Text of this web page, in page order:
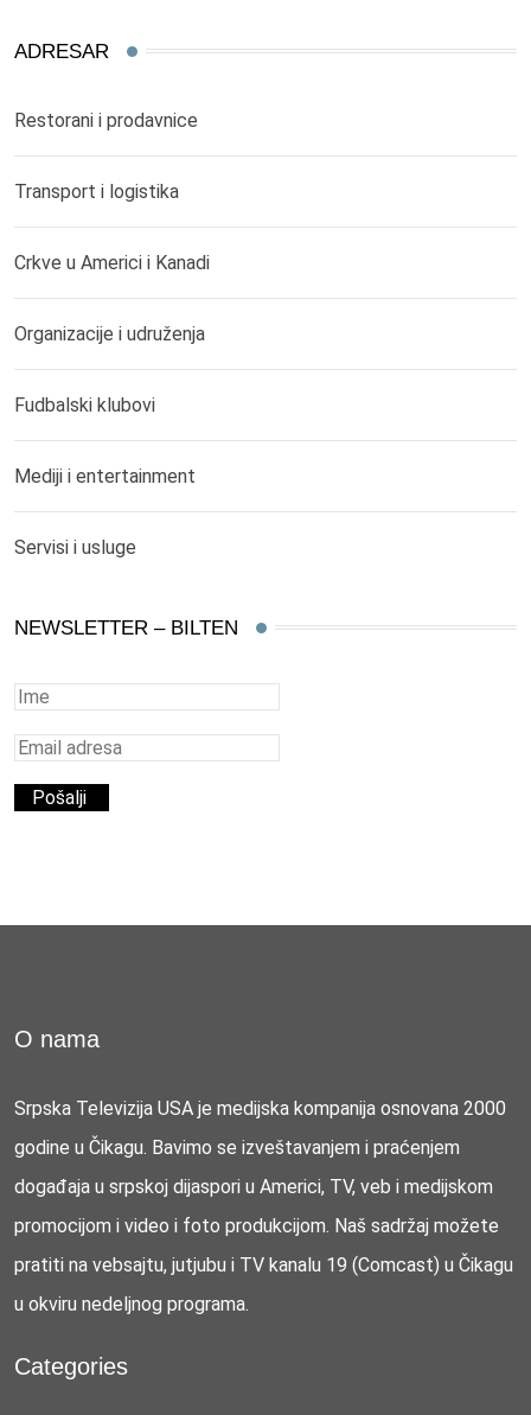
ADRESAR
Restorani i prodavnice
Transport i logistika
Crkve u Americi i Kanadi
Organizacije i udruženja
Fudbalski klubovi
Mediji i entertainment
Servisi i usluge
NEWSLETTER – BILTEN
O nama
Srpska Televizija USA je medijska kompanija osnovana 2000
godine u Čikagu. Bavimo se izveštavanjem i praćenjem
događaja u srpskoj dijaspori u Americi, TV, veb i medijskom
promocijom i video i foto produkcijom. Naš sadržaj možete
pratiti na vebsajtu, jutjubu i TV kanalu 19 (Comcast) u Čikagu
u okviru nedeljnog programa.
Categories